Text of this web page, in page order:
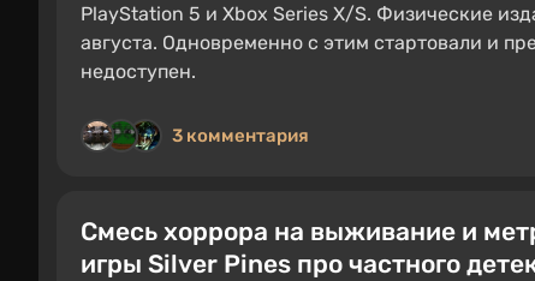
PlayStation 5 и Xbox Series X/S. Физические
августа. Одновременно с этим стартовали и
недоступен.
3 комментария
Смесь хоррора на выживание и
игры Silver Pines про частного